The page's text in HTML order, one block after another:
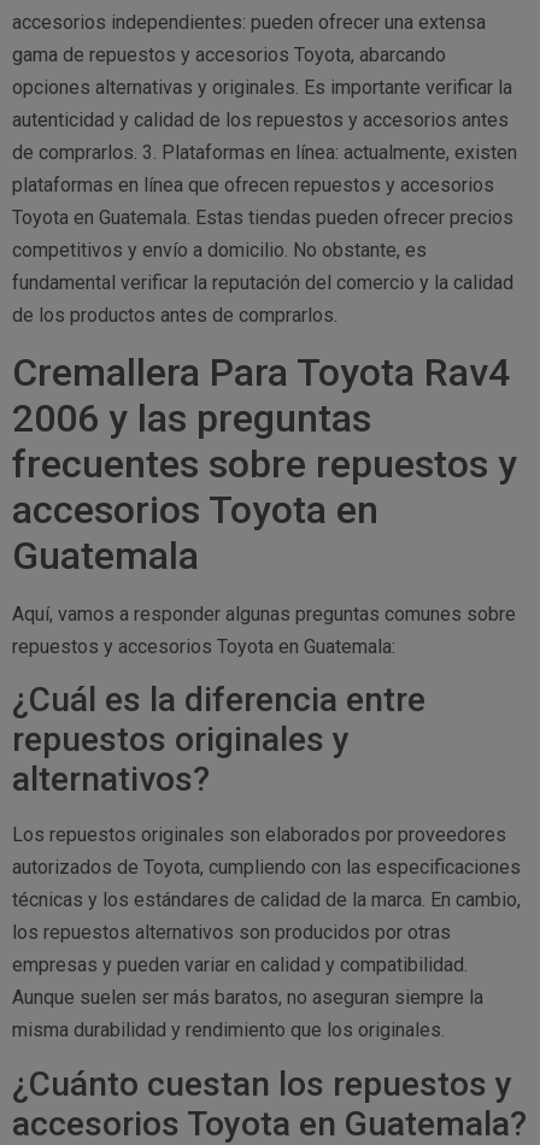
accesorios independientes: pueden ofrecer una extensa
gama de repuestos y accesorios Toyota, abarcando
opciones alternativas y originales. Es importante verificar la
autenticidad y calidad de los repuestos y accesorios antes
de comprarlos. 3. Plataformas en línea: actualmente, existen
plataformas en línea que ofrecen repuestos y accesorios
Toyota en Guatemala. Estas tiendas pueden ofrecer precios
competitivos y envío a domicilio. No obstante, es
fundamental verificar la reputación del comercio y la calidad
de los productos antes de comprarlos.
Cremallera Para Toyota Rav4
2006 y las preguntas
frecuentes sobre repuestos y
accesorios Toyota en
Guatemala
Aquí, vamos a responder algunas preguntas comunes sobre
repuestos y accesorios Toyota en Guatemala:
¿Cuál es la diferencia entre
repuestos originales y
alternativos?
Los repuestos originales son elaborados por proveedores
autorizados de Toyota, cumpliendo con las especificaciones
técnicas y los estándares de calidad de la marca. En cambio,
los repuestos alternativos son producidos por otras
empresas y pueden variar en calidad y compatibilidad.
Aunque suelen ser más baratos, no aseguran siempre la
misma durabilidad y rendimiento que los originales.
¿Cuánto cuestan los repuestos y
accesorios Toyota en Guatemala?